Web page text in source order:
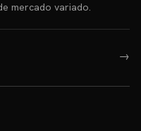
mercado variado.
→